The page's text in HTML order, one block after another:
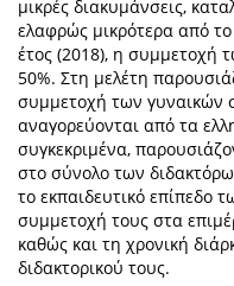
μικρές διακυμάνσεις,
ελαφρώς μικρότερα από
έτος (2018), η συμμετοχή
50%. Στη μελέτη
συμμετοχή των γυναικών
αναγορεύονται από τα
συγκεκριμένα,
στο σύνολο των
το εκπαιδευτικό επίπεδο
συμμετοχή τους στα
καθώς και τη χρονική
διδακτορικού τους.